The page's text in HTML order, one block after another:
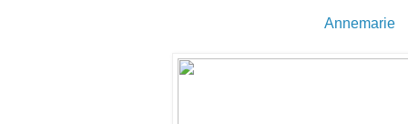
Annemarie